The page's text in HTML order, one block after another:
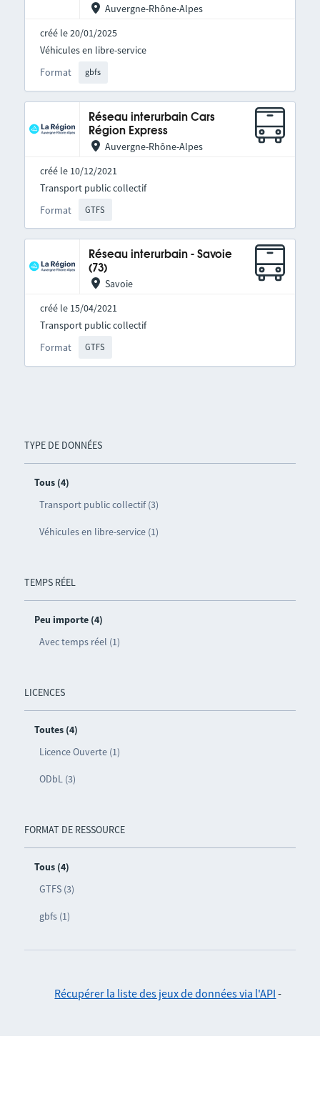
TYPE DE DONNÉES
Tous (4)
Transport public collectif (3)
Véhicules en libre-service (1)
TEMPS RÉEL
Peu importe (4)
Avec temps réel (1)
LICENCES
Toutes (4)
Licence Ouverte (1)
ODbL (3)
FORMAT DE RESSOURCE
Tous (4)
GTFS (3)
gbfs (1)
Auvergne-Rhône-Alpes
créé le 20/01/2025
Format gbfs
Véhicules en libre-service
Réseau interurbain Cars
Région Express
Auvergne-Rhône-Alpes
créé le 10/12/2021
Format GTFS
Transport public collectif
Réseau interurbain - Savoie
(73)
Savoie
créé le 15/04/2021
Format GTFS
Transport public collectif
Récupérer la liste des jeux de données via l'API -